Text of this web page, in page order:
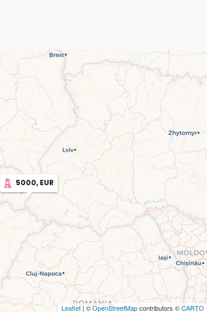
2
5000, EUR
Leaflet| ©OpenStreetMapcontributors ©CARTO